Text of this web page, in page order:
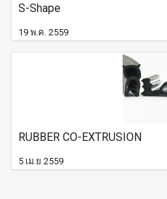
S-Shape
19 พ.ค. 2559
RUBBER CO-EXTRUSION
5 เม.ย 2559